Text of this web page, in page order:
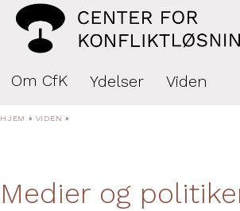
Om CfK Ydelser Viden
HJEM » VIDEN »
Medier og